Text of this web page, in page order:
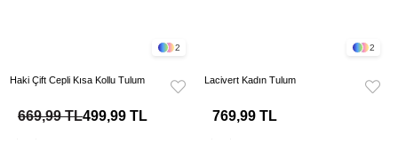
2
Haki Çift Cepli Kısa Kollu Tulum
499,99 TL
669,99 TL
2
Lacivert Kadın Tulum
769,99 TL